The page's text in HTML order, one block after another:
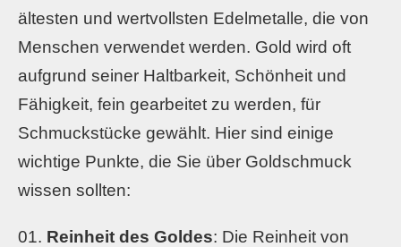
ältesten und wertvollsten Edelmetalle, die von
Menschen verwendet werden. Gold wird oft
aufgrund seiner Haltbarkeit, Schönheit und
Fähigkeit, fein gearbeitet zu werden, für
Schmuckstücke gewählt. Hier sind einige
wichtige Punkte, die Sie über Goldschmuck
wissen sollten:
Reinheit des Goldes: Die Reinheit von